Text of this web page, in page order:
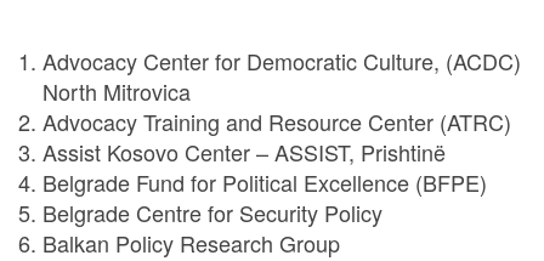
Advocacy Center for Democratic Culture, (ACDC)
North Mitrovica
Advocacy Training and Resource Center (ATRC)
Assist Kosovo Center – ASSIST, Prishtinë
Belgrade Fund for Political Excellence (BFPE)
Belgrade Centre for Security Policy
Balkan Policy Research Group